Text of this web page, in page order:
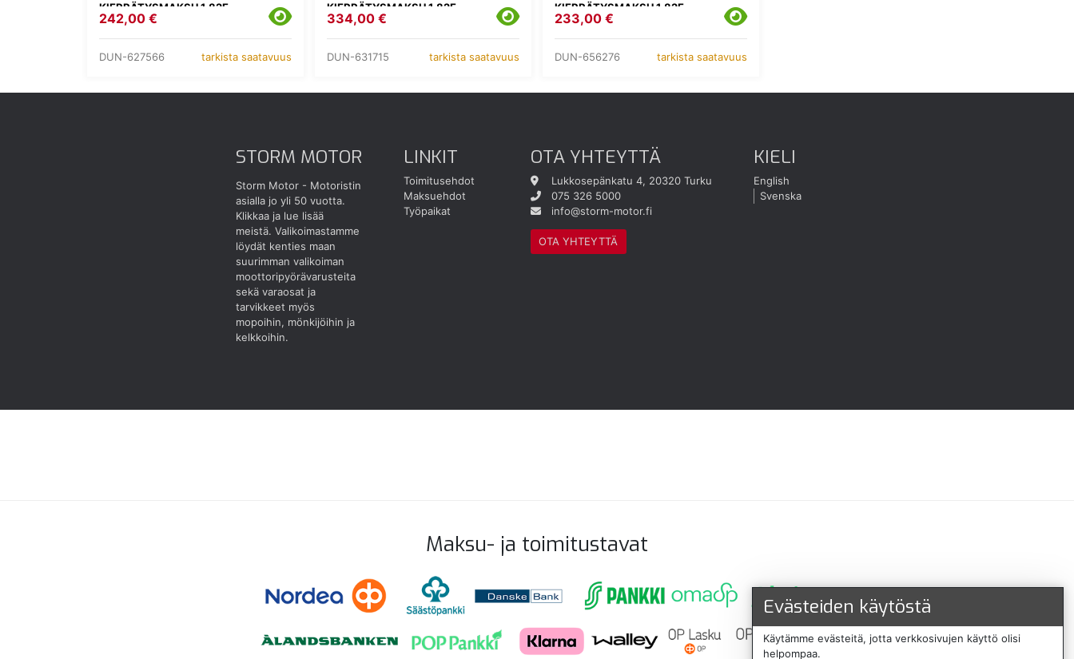
KIERRÄTYSMAKSU 1,82E
242,00 €
DUN-627566 tarkista saatavuus
KIERRÄTYSMAKSU 1,82E
334,00 €
DUN-631715 tarkista saatavuus
KIERRÄTYSMAKSU 1,82E
233,00 €
DUN-656276 tarkista saatavuus
STORM MOTOR
Storm Motor - Motoristin
asialla jo yli 50 vuotta.
Klikkaa ja lue lisää
meistä. Valikoimastamme
löydät kenties maan
suurimman valikoiman
moottoripyörävarusteita
sekä varaosat ja
tarvikkeet myös
mopoihin, mönkijöihin ja
kelkkoihin.
LINKIT
Toimitusehdot
Maksuehdot
Työpaikat
OTA YHTEYTTÄ
Lukkosepänkatu 4, 20320 Turku
075 326 5000
info@storm-motor.fi
OTA YHTEYTTÄ
KIELI
English
Svenska
Maksu- ja toimitustavat
Evästeiden käytöstä
Käytämme evästeitä, jotta verkkosivujen käyttö olisi
helpompaa.